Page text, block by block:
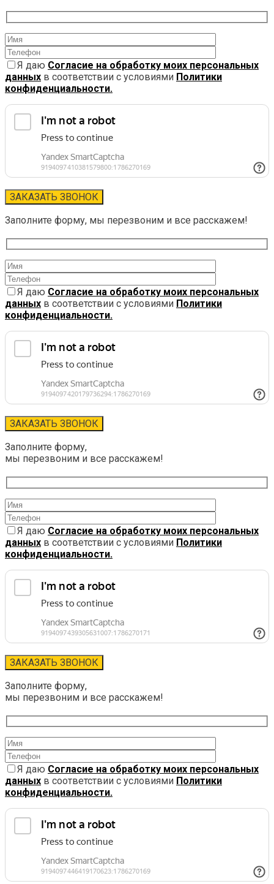
Я даю Согласие на обработку моих персональных
данных в соответствии с условиями Политики
конфиденциальности.
Заполните форму, мы перезвоним и все расскажем!
Я даю Согласие на обработку моих персональных
данных в соответствии с условиями Политики
конфиденциальности.
Заполните форму,
мы перезвоним и все расскажем!
Я даю Согласие на обработку моих персональных
данных в соответствии с условиями Политики
конфиденциальности.
Заполните форму,
мы перезвоним и все расскажем!
Я даю Согласие на обработку моих персональных
данных в соответствии с условиями Политики
конфиденциальности.